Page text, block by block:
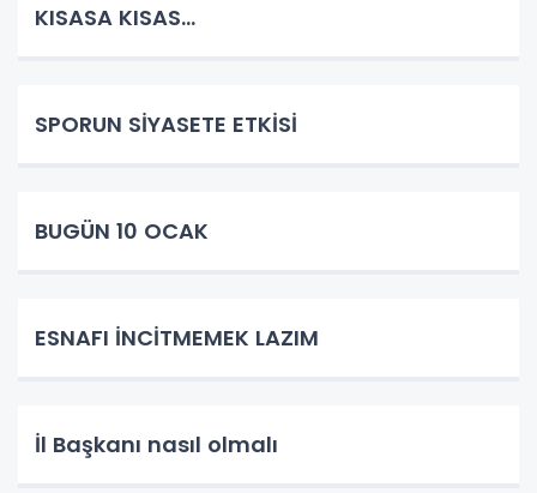
KISASA KISAS...
SPORUN SİYASETE ETKİSİ
BUGÜN 10 OCAK
ESNAFI İNCİTMEMEK LAZIM
İl Başkanı nasıl olmalı